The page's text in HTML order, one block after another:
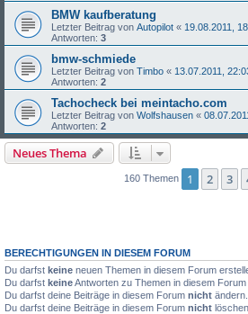
BMW kaufberatung
Letzter Beitrag von Autopilot « 19.08.2011,
Antworten: 3
bmw-schmiede
Letzter Beitrag von Timbo « 13.07.2011,
Antworten: 2
Tachocheck bei meintacho.com
Letzter Beitrag von Wolfshausen «
Antworten: 2
Neues Thema
160 Themen 1 2 3
BERECHTIGUNGEN IN DIESEM FORUM
Du darfst keine neuen Themen in diesem Forum
Du darfst keineAntworten zu Themen in diesem Forum
Du darfst deine Beiträge in diesem Forum nicht ändern.
Du darfst deine Beiträge in diesem Forum nicht löschen.